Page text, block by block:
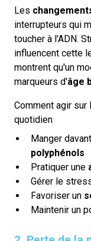
Les
interrupteurs qui
toucher à l'ADN.
influencent cette
montrent qu'un
marqueurs d'âge
Comment agir
quotidien
Manger
polyphénols
Pratiquer une
Gérer le
Favoriser un
Maintenir un